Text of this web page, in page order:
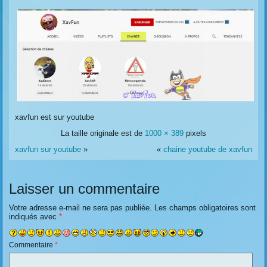
xavfun est sur youtube
La taille originale est de 1000 × 389 pixels
xavfun sur youtube » « chaine youtube de xavfun
Laisser un commentaire
Votre adresse e-mail ne sera pas publiée. Les champs obligatoires sont
indiqués avec*
Commentaire*